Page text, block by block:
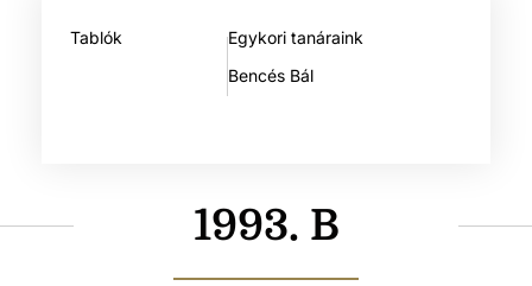
Tablók
Egykori tanáraink
Bencés Bál
1993. B